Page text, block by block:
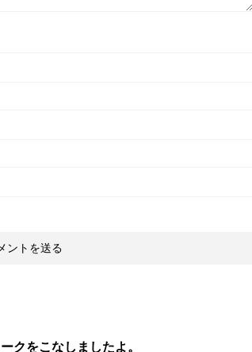
クをこなしましたよ。